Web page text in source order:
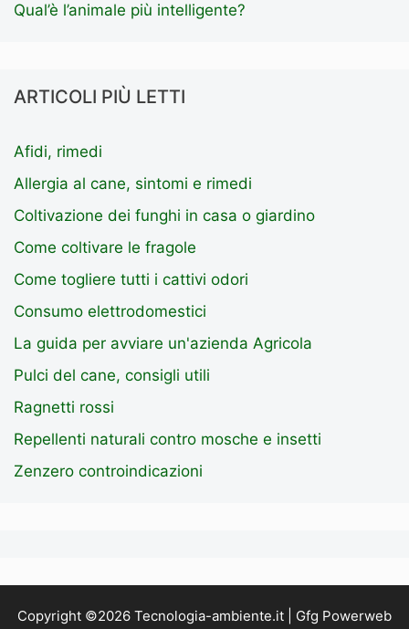
Qual’è l’animale più intelligente?
ARTICOLI PIÙ LETTI
Afidi, rimedi
Allergia al cane, sintomi e rimedi
Coltivazione dei funghi in casa o giardino
Come coltivare le fragole
Come togliere tutti i cattivi odori
Consumo elettrodomestici
La guida per avviare un'azienda Agricola
Pulci del cane, consigli utili
Ragnetti rossi
Repellenti naturali contro mosche e insetti
Zenzero controindicazioni
Copyright ©2026 Tecnologia-ambiente.it | Gfg Powerweb